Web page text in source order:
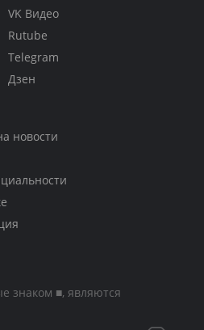
VK Видео
Rutube
Telegram
Дзен
новости
знаком ■, являются